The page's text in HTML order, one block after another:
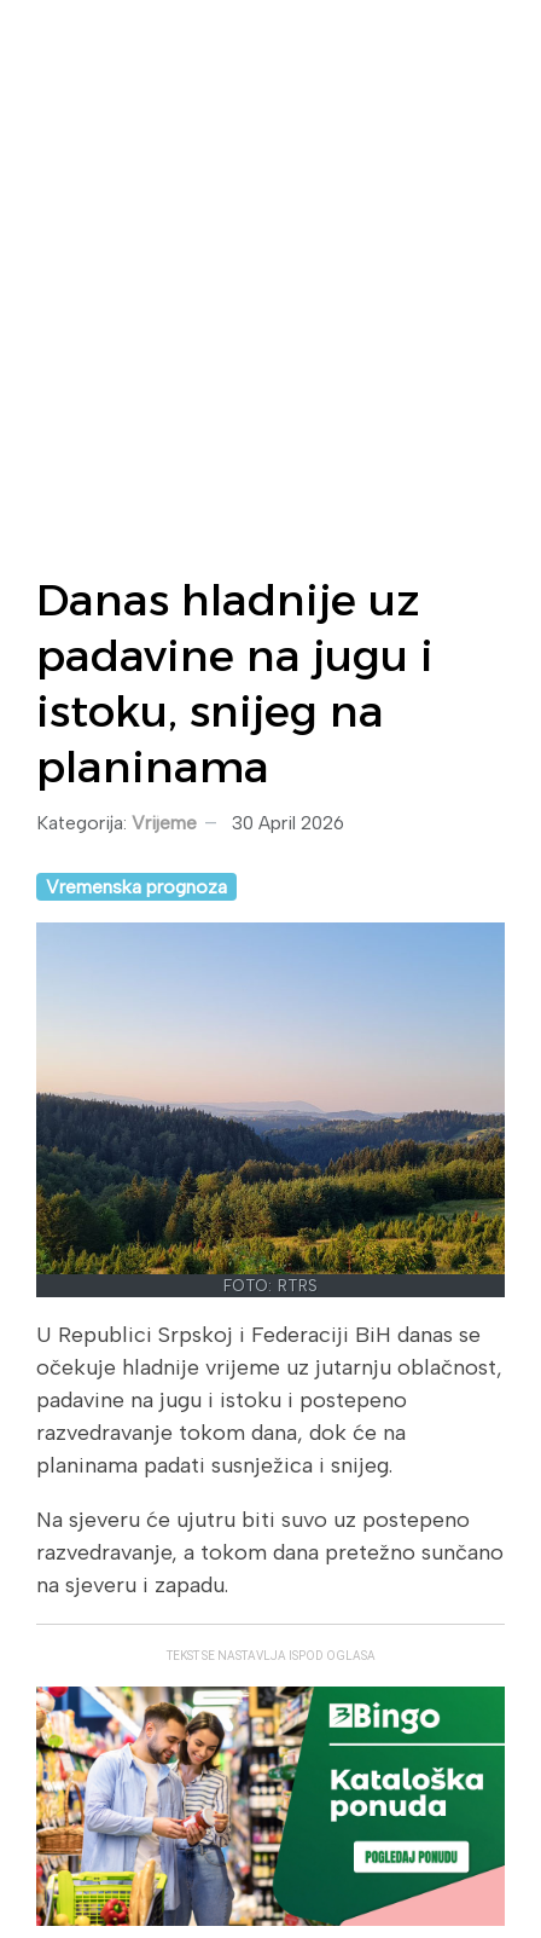
Danas hladnije uz
padavine na jugu i
istoku, snijeg na
planinama
Kategorija: Vrijeme 30 April 2026
Vremenska prognoza
FOTO: RTRS
U Republici Srpskoj i Federaciji BiH danas se
očekuje hladnije vrijeme uz jutarnju oblačnost,
padavine na jugu i istoku i postepeno
razvedravanje tokom dana, dok će na
planinama padati susnježica i snijeg.
Na sjeveru će ujutru biti suvo uz postepeno
razvedravanje, a tokom dana pretežno sunčano
na sjeveru i zapadu.
TEKST SE NASTAVLJA ISPOD OGLASA